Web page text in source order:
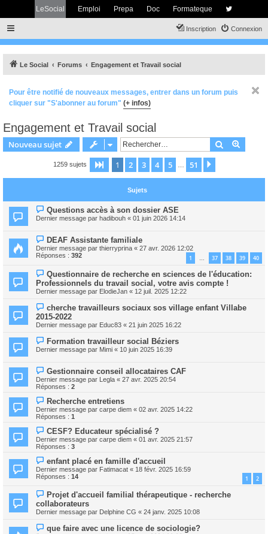
LeSocial Emploi Prepa Doc Formateque
Connexion
Inscription
Le Social Forums Engagement et Travail social
Pour être notifié de nouveaux messages, entrer dans un forum puis
cliquer sur "S'abonner au forum" (+ infos)
Engagement et Travail social
Nouveau sujet Rechercher
1259 sujets Page 1sur51
1 2 3 4 5 51
Sujets
Questions accès à son dossier ASE
Dernier message par hadibouh « 01 juin 2026 14:14
DEAF Assistante familiale
Dernier message par thierryprina « 27 avr. 2026 12:02
Réponses : 392 1 … 37 38 39 40
Questionnaire de recherche en sciences de l'éducation:
Professionnels du travail social, votre avis compte !
Dernier message par ElodieJan « 12 juil. 2025 12:22
cherche travailleurs sociaux sos village enfant Villabe
2015-2022
Dernier message par Educ83 « 21 juin 2025 16:22
Formation travailleur social Béziers
Dernier message par Mimi « 10 juin 2025 16:39
Gestionnaire conseil allocataires CAF
Dernier message par Legla « 27 avr. 2025 20:54
Réponses : 2
Recherche entretiens
Dernier message par carpe diem « 02 avr. 2025 14:22
Réponses : 1
CESF? Educateur spécialisé ?
Dernier message par carpe diem « 01 avr. 2025 21:57
Réponses : 3
enfant placé en famille d'accueil
Dernier message par Fatimacat « 18 févr. 2025 16:59
Réponses : 14 1 2
Projet d'accueil familial thérapeutique - recherche
collaborateurs
Dernier message par Delphine CG « 24 janv. 2025 10:08
que faire avec une licence de sociologie?